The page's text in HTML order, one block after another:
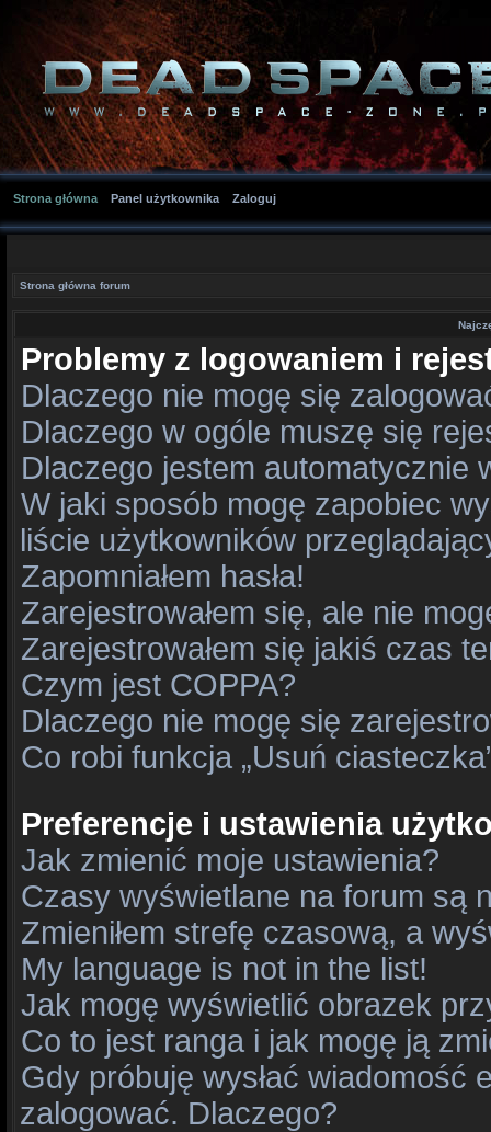
Strona główna Panel użytkownika Zaloguj
Strona główna forum
Problemy z logowaniem i
Dlaczego nie mogę się
Dlaczego w ogóle muszę się
Dlaczego jestem automatycznie
W jaki sposób mogę zapobiec
liście użytkowników
Zapomniałem hasła!
Zarejestrowałem się, ale nie
Zarejestrowałem się jakiś czas
Czym jest COPPA?
Dlaczego nie mogę się
Co robi funkcja „Usuń
Preferencje i ustawienia
Jak zmienić moje ustawienia?
Czasy wyświetlane na forum są
Zmieniłem strefę czasową, a
My language is not in the list!
Jak mogę wyświetlić obrazek
Co to jest ranga i jak mogę ją
Gdy próbuję wysłać wiadomość
zalogować. Dlaczego?